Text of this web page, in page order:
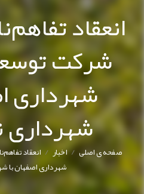
انعقاد
شرکت
شهرداری
شهرداری
صفحه ی اصلی/اخبار/ انعقاد
شهرداری اصفهان با